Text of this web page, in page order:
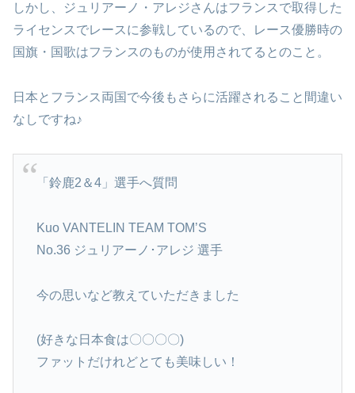
しかし、ジュリアーノ・アレジさんはフランスで取得した
ライセンスでレースに参戦しているので、レース優勝時の
国旗・国歌はフランスのものが使用されてるとのこと。
日本とフランス両国で今後もさらに活躍されること間違い
なしですね♪
「鈴鹿2＆4」選手へ質問
Kuo VANTELIN TEAM TOM’S
No.36 ジュリアーノ･アレジ 選手
今の思いなど教えていただきました
(好きな日本食は〇〇〇〇)
ファットだけれどとても美味しい！